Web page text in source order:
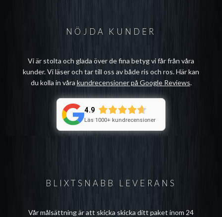
BLIXTSNABB LEVERANS
Vår målsättning är att skicka skicka ditt paket inom 24
NÖJDA KUNDER
Vi är stolta och glada över de fina betyg vi får från våra
kunder. Vi läser och tar till oss av både ris och ros. Här kan
du kolla in våra kundrecensioner på Google Reviews.
4.9
Läs 1000+ kundrecensioner